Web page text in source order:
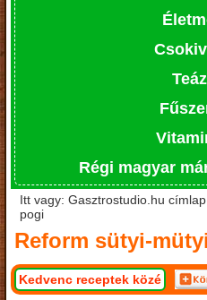
Régi magyar
Itt vagy: Gasztrostudio.hu
pogi
Reform sütyi-
Kedvenc receptek közé